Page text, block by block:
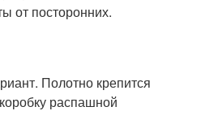
от посторонних.
Полотно крепится
распашной